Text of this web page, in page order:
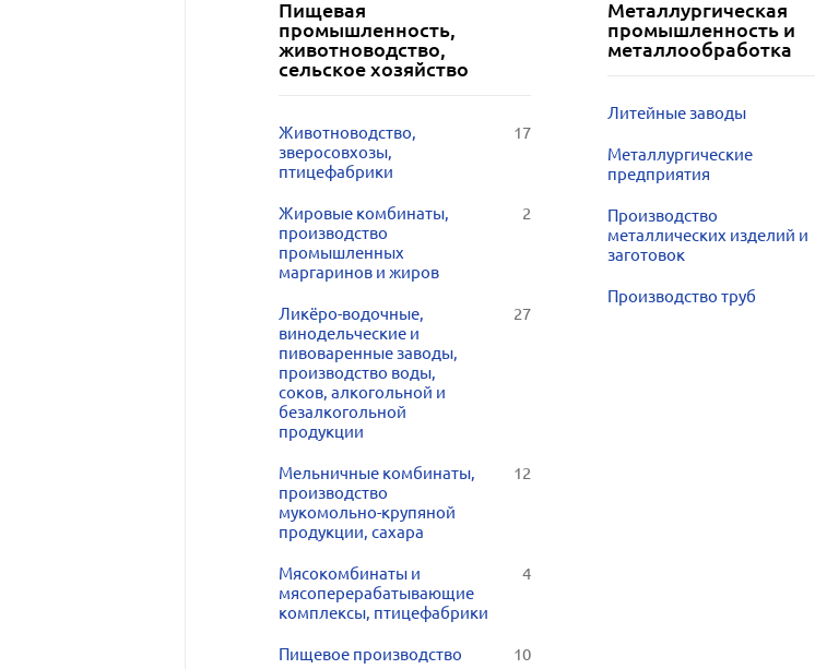
Пищевая
промышленность,
животноводство,
сельское хозяйство
Животноводство,
зверосовхозы,
птицефабрики
17
Жировые комбинаты,
производство
промышленных
маргаринов и жиров
2
Ликёро-водочные,
винодельческие и
пивоваренные заводы,
производство воды,
соков, алкогольной и
безалкогольной
продукции
27
Мельничные комбинаты,
производство
мукомольно-крупяной
продукции, сахара
12
Мясокомбинаты и
мясоперерабатывающие
комплексы, птицефабрики
4
Пищевое производство 10
Металлургическая
промышленность и
металлообработка
Литейные заводы
Металлургические
предприятия
Производство
металлических изделий и
заготовок
Производство труб